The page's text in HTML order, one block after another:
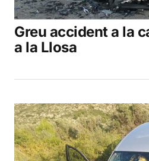
Greu accident a la
a la Llosa